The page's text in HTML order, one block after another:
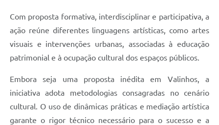
Com proposta formativa, interdisciplinar e participativa, a
ação reúne diferentes linguagens artísticas, como artes
visuais e intervenções urbanas, associadas à educação
patrimonial e à ocupação cultural dos espaços públicos.
Embora seja uma proposta inédita em Valinhos, a
iniciativa adota metodologias consagradas no cenário
cultural. O uso de dinâmicas práticas e mediação artística
garante o rigor técnico necessário para o sucesso e a